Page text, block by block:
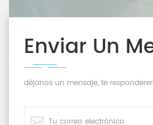
Enviar Un
déjanos un mensaje, te